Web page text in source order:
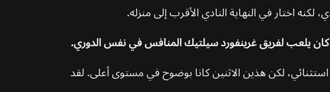
اختار في النهاية النادي الأقرب إلى منزله.
كان يلعب لفريق غرينفورد سيلتيك المنافس في نفس الدوري.
لكن هذين الاثنين كانا بوضوح في مستوى أعلى. لقد